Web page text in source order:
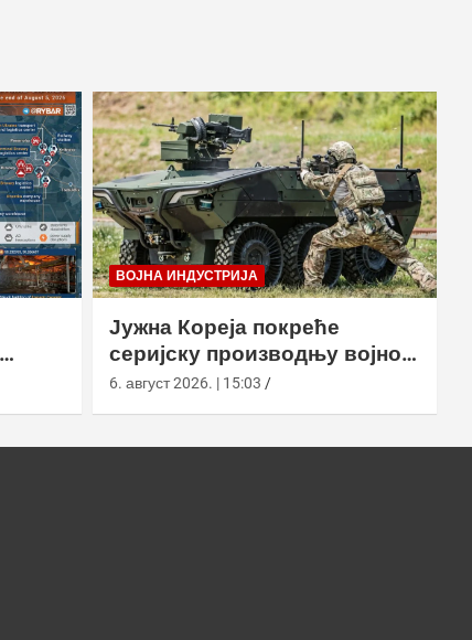
ВОЈНА ИНДУСТРИЈА
Јужна Кореја покреће
серијску производњу војног
робота Арион-СМЕТ
6. август 2026. | 15:03